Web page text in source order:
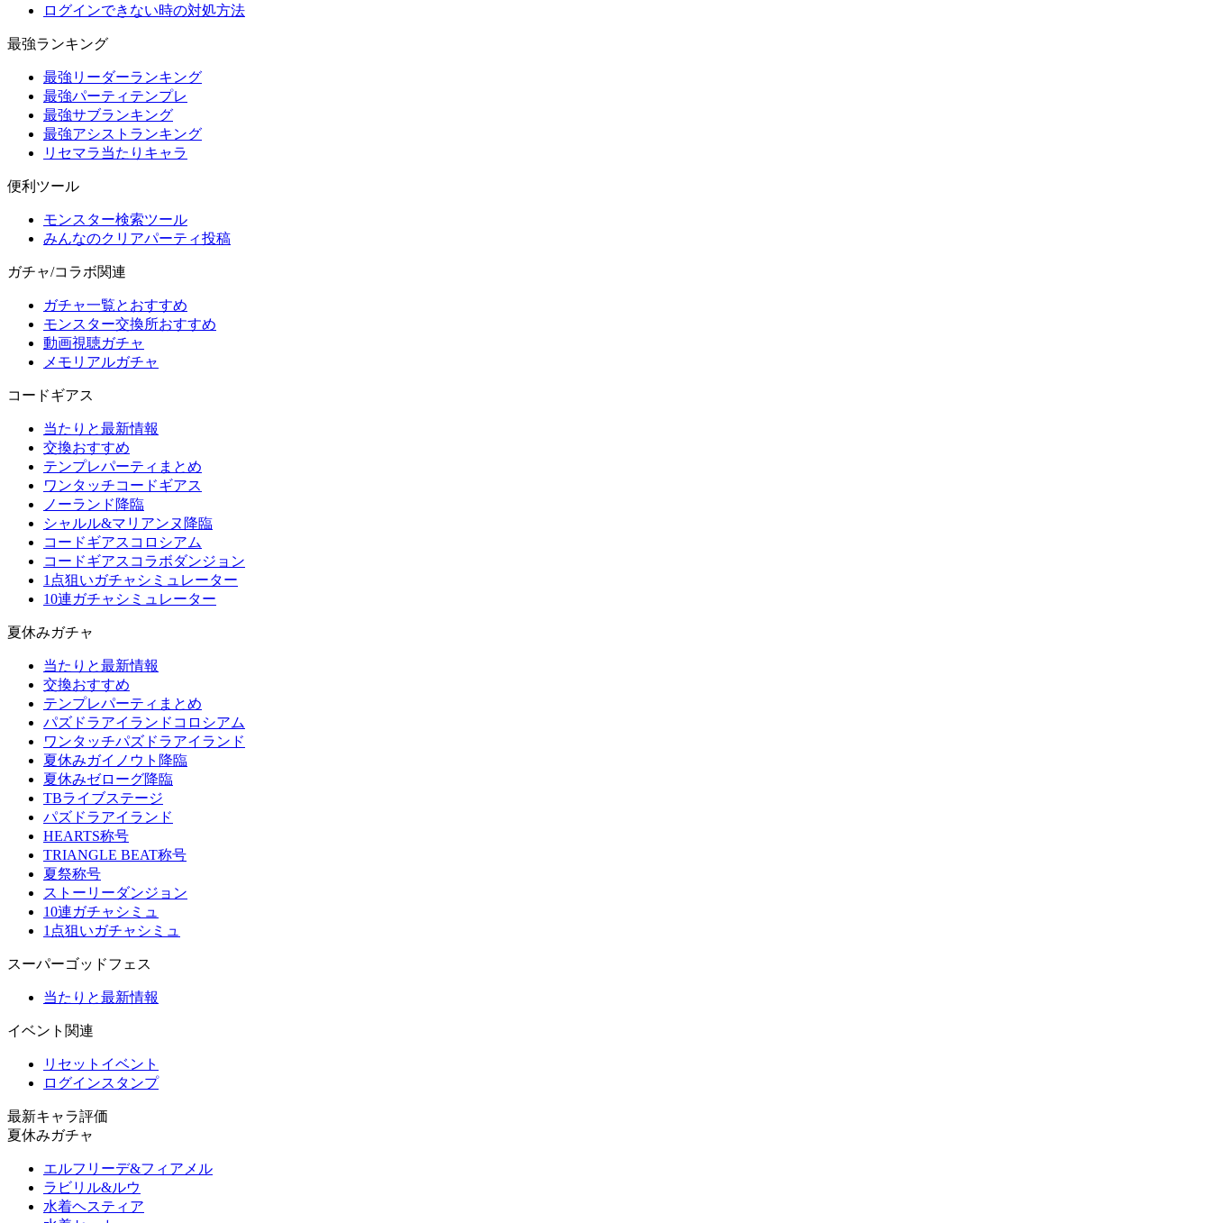
ログインできない時の対処方法
最強ランキング
最強リーダーランキング
最強パーティテンプレ
最強サブランキング
最強アシストランキング
リセマラ当たりキャラ
便利ツール
モンスター検索ツール
みんなのクリアパーティ投稿
ガチャ/コラボ関連
ガチャ一覧とおすすめ
モンスター交換所おすすめ
動画視聴ガチャ
メモリアルガチャ
コードギアス
当たりと最新情報
交換おすすめ
テンプレパーティまとめ
ワンタッチコードギアス
ノーランド降臨
シャルル&マリアンヌ降臨
コードギアスコロシアム
コードギアスコラボダンジョン
1点狙いガチャシミュレーター
10連ガチャシミュレーター
夏休みガチャ
当たりと最新情報
交換おすすめ
テンプレパーティまとめ
パズドラアイランドコロシアム
ワンタッチパズドラアイランド
夏休みガイノウト降臨
夏休みゼローグ降臨
TBライブステージ
パズドラアイランド
HEARTS称号
TRIANGLE BEAT称号
夏祭称号
ストーリーダンジョン
10連ガチャシミュ
1点狙いガチャシミュ
スーパーゴッドフェス
当たりと最新情報
イベント関連
リセットイベント
ログインスタンプ
最新キャラ評価
夏休みガチャ
エルフリーデ&フィアメル
ラビリル&ルウ
水着ヘスティア